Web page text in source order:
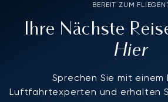
BEREIT ZUM
Ihre Nächste
Hier
Sprechen Sie mit einem
Luftfahrtexperten und erhalten